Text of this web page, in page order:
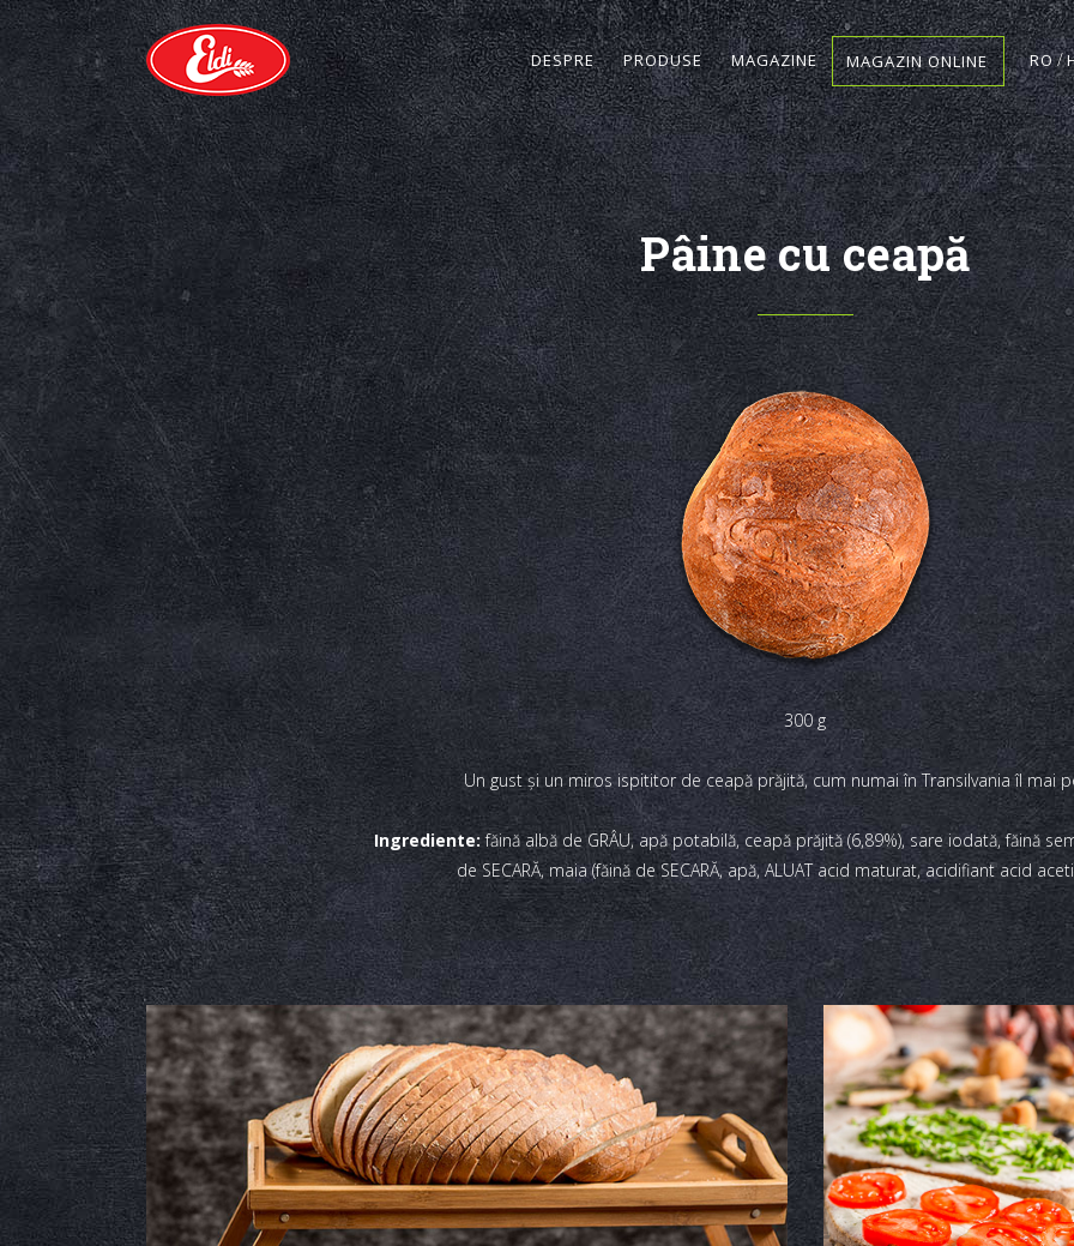
DESPRE PRODUSE MAGAZINE MAGAZIN ONLINE RO
Pâine cu ceapă
300 g
Un gust şi un miros ispititor de ceapă prăjită, cum numai în Transilvania îl mai
Ingrediente:făină albă de GRÂU, apă potabilă, ceapă prăjită (6,89%), sare iodată, făină
de SECARĂ, maia (făină de SECARĂ, apă, ALUAT acid maturat, acidifiant acid